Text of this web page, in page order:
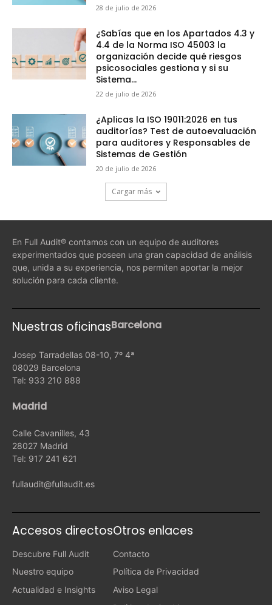
28 de julio de 2026
¿Sabías que en los Apartados 4.3 y
4.4 de la Norma ISO 45003 la
organización decide qué riesgos
psicosociales gestiona y si su
Sistema...
22 de julio de 2026
¿Aplicas la ISO 19011:2026 en tus
auditorías? Test de autoevaluación
para auditores y Responsables de
Sistemas de Gestión
20 de julio de 2026
Cargar más
En Full Audit® contamos con un equipo de auditores
experimentados que poseen una gran capacidad de análisis
que, unida a su experiencia, nos permiten aportar la mejor
solución para cada cliente.
Nuestras oficinasBarcelona
Josep Tarradellas 08-10, 7º 4ª
08029 Barcelona
Tel: 933 210 888
Madrid
Calle Cavanilles, 43
28027 Madrid
Tel: 917 241 621
fullaudit@fullaudit.es
Accesos directos
Descubre Full Audit
Nuestro equipo
Actualidad e Insights
Otros enlaces
Contacto
Política de Privacidad
Aviso Legal